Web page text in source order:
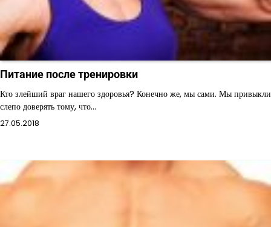
Питание после тренировки
Кто злейший враг нашего здоровья? Конечно же, мы сами. Мы привыкли
слепо доверять тому, что…
27.05.2018